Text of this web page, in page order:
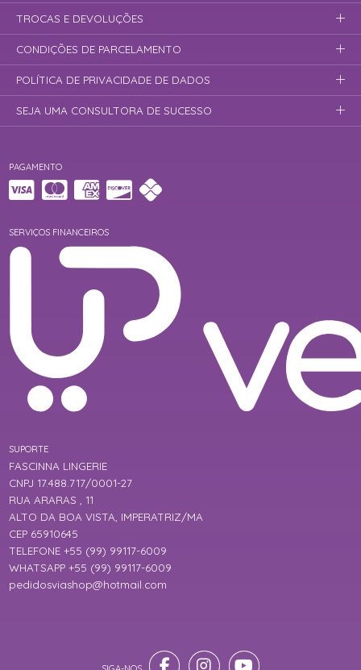
PAGAMENTO
SERVIÇOS FINANCEIROS
SUPORTE
FASCINNA LINGERIE
CNPJ 17.488.717/0001-27
RUA ARARAS , 11
ALTO DA BOA VISTA, IMPERATRIZ/MA
CEP 65910645
TELEFONE +55 (99) 99117-6009
WHATSAPP +55 (99) 99117-6009
pedidosviashop@hotmail.com
TROCAS E DEVOLUÇÕES
CONDIÇÕES DE PARCELAMENTO
POLÍTICA DE PRIVACIDADE DE DADOS
SEJA UMA CONSULTORA DE SUCESSO